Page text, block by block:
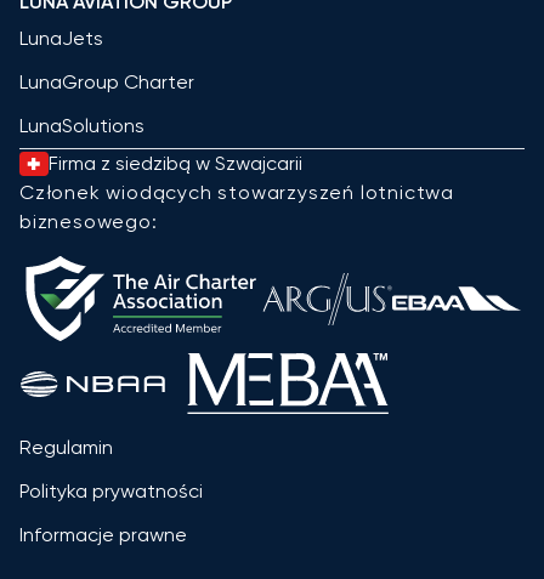
LunaJets
LunaGroup Charter
LunaSolutions
Firma z siedzibą w Szwajcarii
Członek wiodących stowarzyszeń lotnictwa
biznesowego:
Regulamin
Polityka prywatności
Informacje prawne